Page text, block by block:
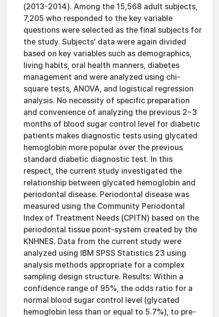
(2013-2014). Among the 15,568 adult subjects,
7,205 who responded to the key variable
questions were selected as the final subjects for
the study. Subjects’ data were again divided
based on key variables such as demographics,
living habits, oral health manners, diabetes
management and were analyzed using chi-
square tests, ANOVA, and logistical regression
analysis. No necessity of specific preparation
and convenience of analyzing the previous 2~3
months of blood sugar control level for diabetic
patients makes diagnostic tests using glycated
hemoglobin more popular over the previous
standard diabetic diagnostic test. In this
respect, the current study investigated the
relationship between glycated hemoglobin and
periodontal disease. Periodontal disease was
measured using the Community Periodontal
Index of Treatment Needs (CPITN) based on the
periodontal tissue point-system created by the
KNHNES. Data from the current study were
analyzed using IBM SPSS Statistics 23 using
analysis methods appropriate for a complex
sampling design structure. Results: Within a
confidence range of 95%, the odds ratio for a
normal blood sugar control level (glycated
hemoglobin less than or equal to 5.7%), to pre-